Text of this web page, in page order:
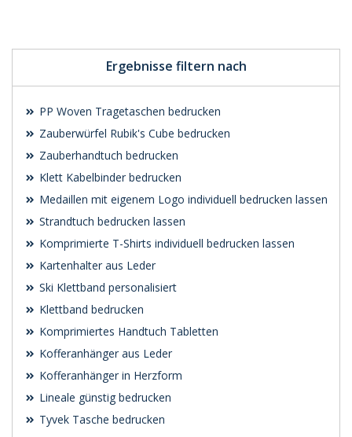
Ergebnisse filtern nach
PP Woven Tragetaschen bedrucken
Zauberwürfel Rubik's Cube bedrucken
Zauberhandtuch bedrucken
Klett Kabelbinder bedrucken
Medaillen mit eigenem Logo individuell bedrucken lassen
Strandtuch bedrucken lassen
Komprimierte T-Shirts individuell bedrucken lassen
Kartenhalter aus Leder
Ski Klettband personalisiert
Klettband bedrucken
Komprimiertes Handtuch Tabletten
Kofferanhänger aus Leder
Kofferanhänger in Herzform
Lineale günstig bedrucken
Tyvek Tasche bedrucken